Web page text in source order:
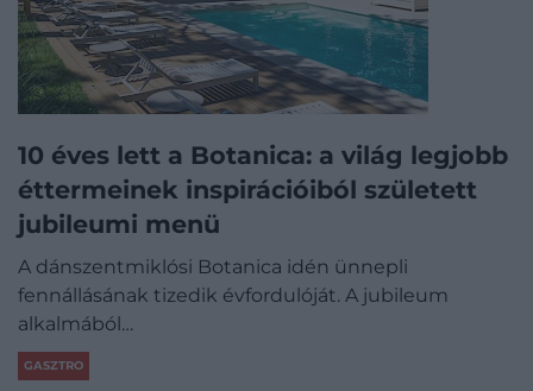
10 éves lett a Botanica: a világ legjobb
éttermeinek inspirációiból született
jubileumi menü
A dánszentmiklósi Botanica idén ünnepli
fennállásának tizedik évfordulóját. A jubileum
alkalmából…
GASZTRO